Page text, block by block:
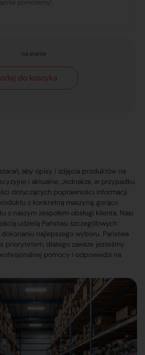
pomożemy!
na stanie
do koszyka
aby opisy i zdjęcia produktów na
i aktualne. Jednakże, w przypadku
dotyczących poprawności informacji
z konkretną maszyną, gorąco
z naszym zespołem obsługi klienta. Nasi
udzielą Państwu szczegółowych
najlepszego wyboru. Państwa
priorytetem, dlatego zawsze jesteśmy
pomocy i odpowiedzi na